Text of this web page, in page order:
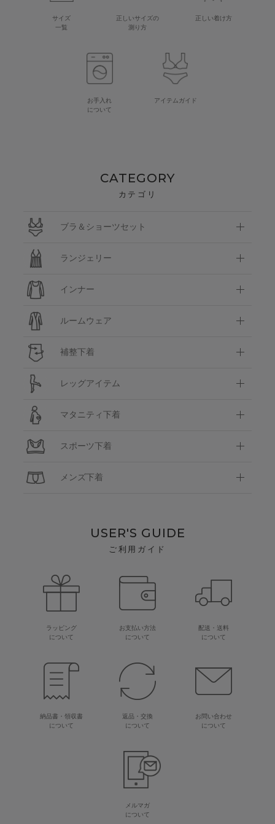
サイズ
一覧
正しいサイズの
測り方
正しい着け方
お手入れ
について
アイテムガイド
CATEGORY
カテゴリ
ブラ＆ショーツセット
ランジェリー
インナー
ルームウェア
補整下着
レッグアイテム
マタニティ下着
スポーツ下着
メンズ下着
USER'S GUIDE
ご利用ガイド
ラッピング
について
お支払い方法
について
配送・送料
について
納品書・領収書
について
返品・交換
について
お問い合わせ
について
メルマガ
について